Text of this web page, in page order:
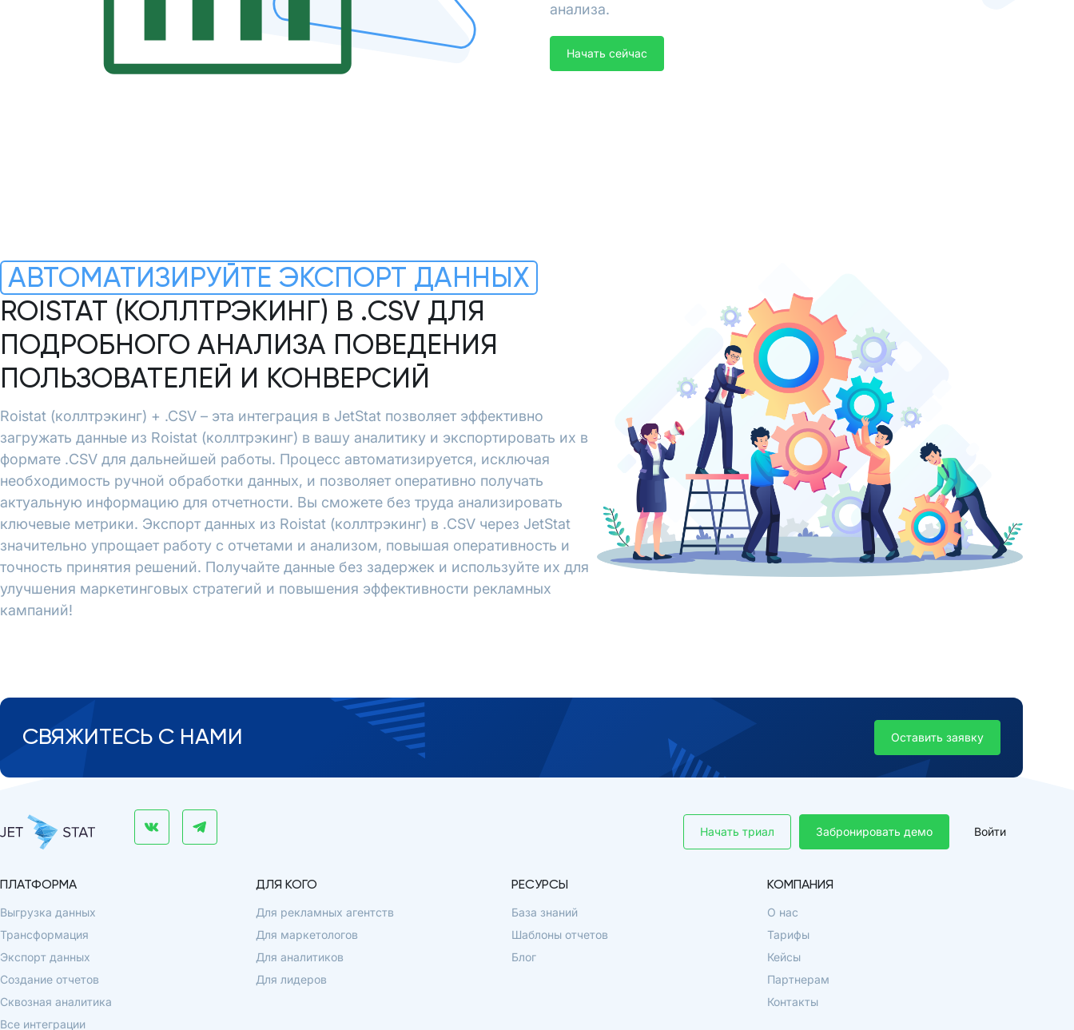
анализа.
Начать сейчас
АВТОМАТИЗИРУЙТЕ ЭКСПОРТ ДАННЫХ
ROISTAT (КОЛЛТРЭКИНГ) В .CSV ДЛЯ
ПОДРОБНОГО АНАЛИЗА ПОВЕДЕНИЯ
ПОЛЬЗОВАТЕЛЕЙ И КОНВЕРСИЙ
Roistat (коллтрэкинг) + .CSV – эта интеграция в JetStat позволяет эффективно
загружать данные из Roistat (коллтрэкинг) в вашу аналитику и экспортировать их в
формате .CSV для дальнейшей работы. Процесс автоматизируется, исключая
необходимость ручной обработки данных, и позволяет оперативно получать
актуальную информацию для отчетности. Вы сможете без труда анализировать
ключевые метрики. Экспорт данных из Roistat (коллтрэкинг) в .CSV через JetStat
значительно упрощает работу с отчетами и анализом, повышая оперативность и
точность принятия решений. Получайте данные без задержек и используйте их для
улучшения маркетинговых стратегий и повышения эффективности рекламных
кампаний!
СВЯЖИТЕСЬ С НАМИ Оставить заявку
Забронировать демо
Начать триал Войти
ПЛАТФОРМА
Выгрузка данных
Трансформация
Экспорт данных
Создание отчетов
Сквозная аналитика
Все интеграции
ДЛЯ КОГО
Для рекламных агентств
Для маркетологов
Для аналитиков
Для лидеров
РЕСУРСЫ
База знаний
Шаблоны отчетов
Блог
КОМПАНИЯ
О нас
Тарифы
Кейсы
Партнерам
Контакты